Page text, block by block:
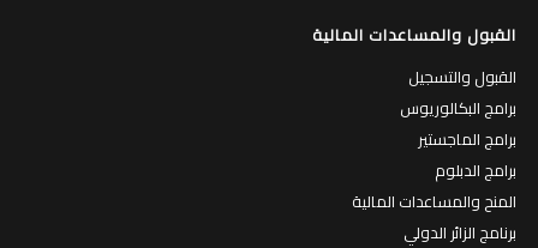
القبول والمساعدات المالية
القبول والتسجيل
برامج البكالوريوس
برامج الماجستير
برامج الدبلوم
المنح والمساعدات المالية
برنامج الزائر الدولي